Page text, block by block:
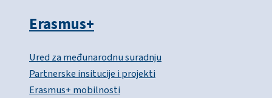
Erasmus+
Ured za međunarodnu suradnju
Partnerske insitucije i projekti
Erasmus+ mobilnosti